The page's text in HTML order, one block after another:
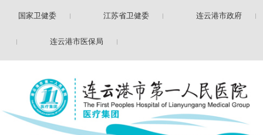
国家卫健委 江苏省卫健委 连云港市政府
连云港市医保局